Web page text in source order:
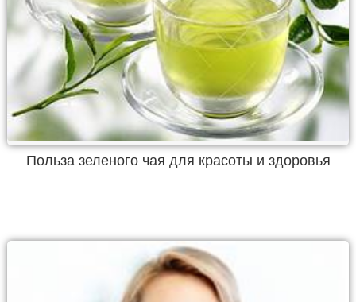
Польза зеленого чая для красоты и здоровья